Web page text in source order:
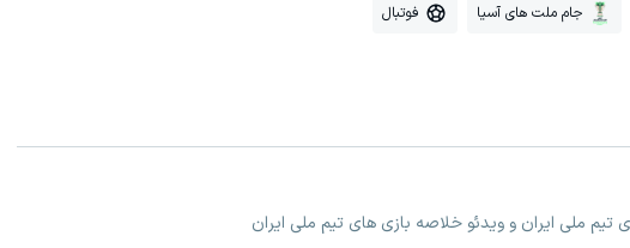
جام ملت های آسیا فوتبال
تیم ملی ایران و ویدئو خلاصه بازی های تیم ملی ایران